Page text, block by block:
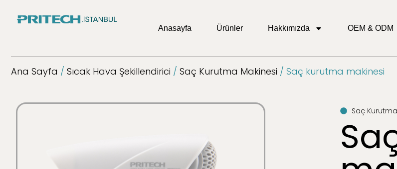
Anasayfa Ürünler Hakkımızda OEM & ODM
Ana Sayfa / Sıcak Hava Şekillendirici / Saç Kurutma Makinesi / Saç kurutma makinesi
Saç